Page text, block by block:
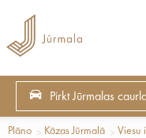
Pirkt Jūrmalas
Plāno Kāzas Jūrmalā Viesu